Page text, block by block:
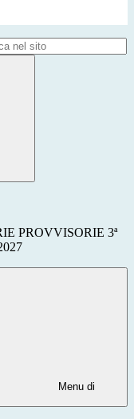
PROVVISORIE 3ª
Menu di